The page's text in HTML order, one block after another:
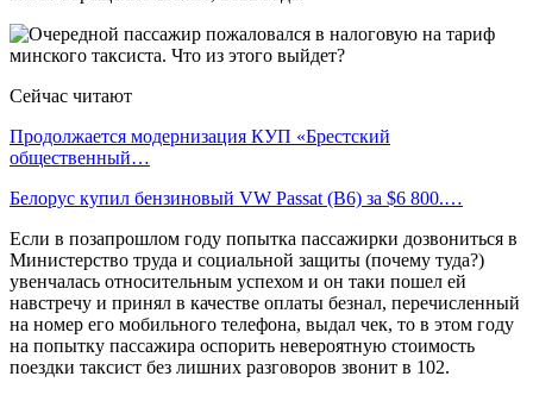
Сейчас читают
Продолжается модернизация КУП «Брестский
общественный…
Белорус купил бензиновый VW Passat (B6) за $6 800.…
Если в позапрошлом году попытка пассажирки дозвониться в
Министерство труда и социальной защиты (почему туда?)
увенчалась относительным успехом и он таки пошел ей
навстречу и принял в качестве оплаты безнал, перечисленный
на номер его мобильного телефона, выдал чек, то в этом году
на попытку пассажира оспорить невероятную стоимость
поездки таксист без лишних разговоров звонит в 102.